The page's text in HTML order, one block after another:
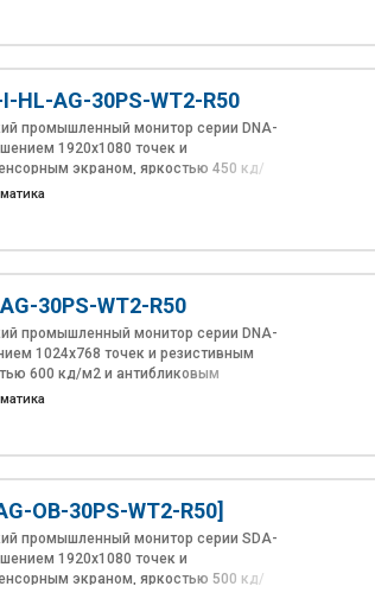
HL-AG-30PS-WT2-R50
промышленный монитор серии DNA-
1920х1080 точек и
экраном, яркостью 450 кд/
Лицевая панель из алюминия
AC. Температура эксплуатации: -20 ~
HDMI.
30PS-WT2-R50
промышленный монитор серии DNA-
1024x768 точек и резистивным
600 кд/м2 и антибликовым
из алюминия толщиной 10мм.
эксплуатации: -20 ~ 60°C.
OB-30PS-WT2-R50]
промышленный монитор серии SDA-
1920х1080 точек и
экраном, яркостью 500 кд/